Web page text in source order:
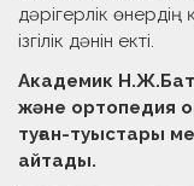
дәрігерлік
ізгілік дәнін екті.
Академик
және ортопедия
туған-туыстары
айтады.